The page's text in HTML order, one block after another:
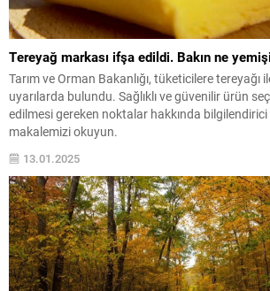
Tereyağ markası ifşa edildi. Bakın ne
Tarım ve Orman Bakanlığı, tüketicilere tereyağı
uyarılarda bulundu. Sağlıklı ve güvenilir ürün
edilmesi gereken noktalar hakkında
makalemizi okuyun.
13.01.2025